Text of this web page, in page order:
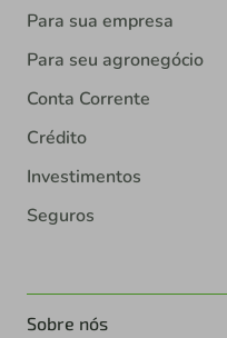
Para sua empresa
Para seu agronegócio
Conta Corrente
Crédito
Investimentos
Seguros
Sobre nós